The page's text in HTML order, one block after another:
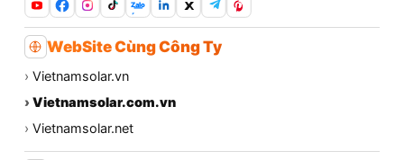
Zalo
WebSite Cùng Công Ty
› Vietnamsolar.vn
› Vietnamsolar.com.vn
› Vietnamsolar.net